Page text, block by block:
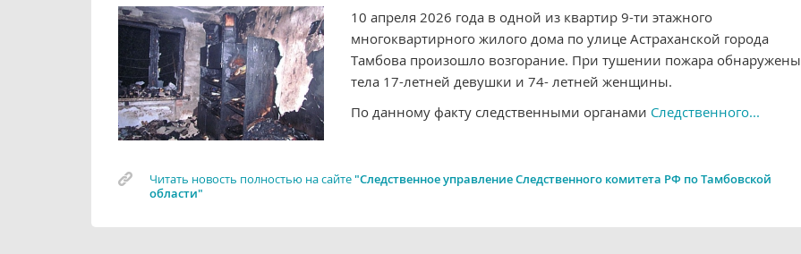
10 апреля 2026 года в одной из квартир 9-ти этажного
многоквартирного жилого дома по улице Астраханской города
Тамбова произошло возгорание. При тушении пожара обнаружены
тела 17-летней девушки и 74- летней женщины.
По данному факту следственными органами Следственного...
Читать новость полностью на сайте"Следственное управление Следственного комитета РФ по Тамбовской
области"